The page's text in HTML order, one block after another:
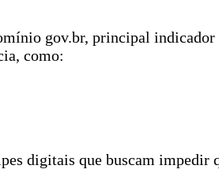
gov.br, principal
como:
digitais que buscam impedir